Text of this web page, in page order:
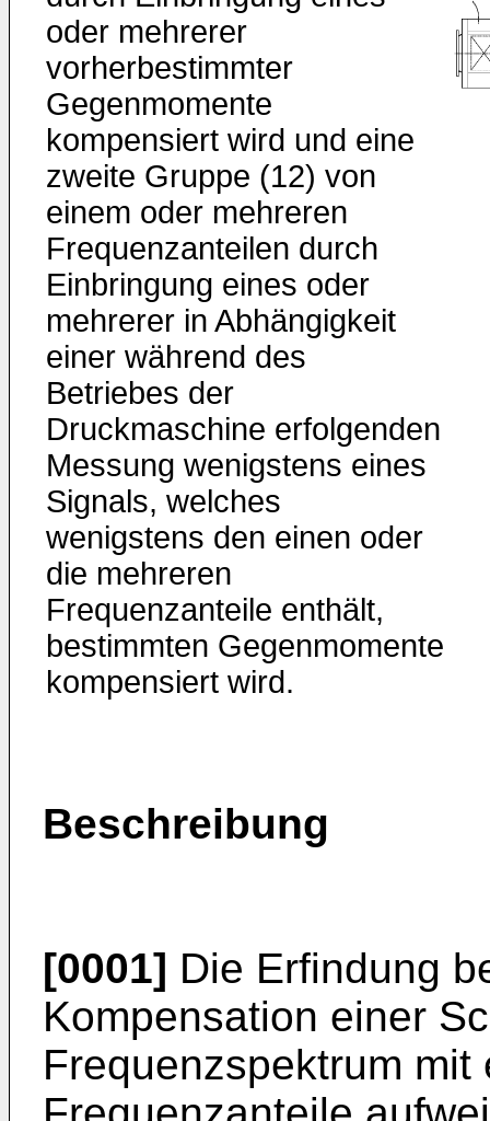
oder mehrerer
vorherbestimmter
Gegenmomente
kompensiert wird und eine
zweite Gruppe (12) von
einem oder mehreren
Frequenzanteilen durch
Einbringung eines oder
mehrerer in Abhängigkeit
einer während des
Betriebes der
Druckmaschine erfolgenden
Messung wenigstens eines
Signals, welches
wenigstens den einen oder
die mehreren
Frequenzanteile enthält,
bestimmten Gegenmomente
kompensiert wird.
Beschreibung
[0001] Die Erfindung
Kompensation einer
Frequenzspektrum